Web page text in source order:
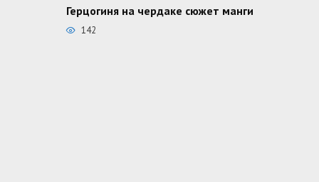
Герцогиня на чердаке сюжет манги
142